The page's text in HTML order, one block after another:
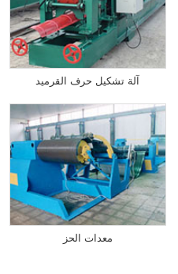
آلة تشكيل حرف القرميد
معدات الحز